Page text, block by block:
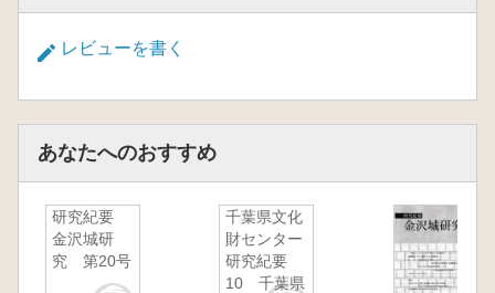
レビューを書く
あなたへのおすすめ
研究紀要
金沢城研
究 第20号
千葉県文化
財センター
研究紀要
10 千葉県